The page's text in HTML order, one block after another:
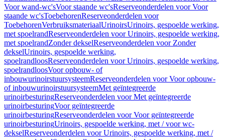
Voor wand-wc'sVoor staande wc'sReserveonderdelen voor Voor
staande wc'sToebehorenReserveonderdelen voor
ToebehorenVerbruiksmateriaalUrinoirsUrinoirs, gespoelde werking,
met spoelrandReserveonderdelen voor Urinoirs, gespoelde werking,
met spoelrandZonder dekselReserveonderdelen voor Zonder
dekselUrinoirs, gespoelde werking,
spoelrandloosReserveonderdelen voor Urinoirs, gespoelde werking,
spoelrandloosVoor opbouw- of
inbouwurinoirstuursysteemReserveonderdelen voor Voor opbouw-
of inbouwurinoirstuursysteemMet geïntegreerde
urinoirbesturingReserveonderdelen voor Met geïntegreerde
urinoirbesturingVoor geïntegreerde
urinoirbesturingReserveonderdelen voor Voor geïntegreerde
urinoirbesturingUrinoirs, gespoelde werking, met / voor wc-
dekselReserveonderdelen voor Urinoirs, gespoelde werking, met /